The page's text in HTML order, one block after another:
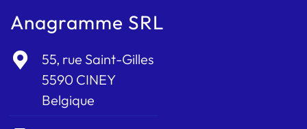
Anagramme SRL
55, rue Saint-Gilles
5590 CINEY
Belgique